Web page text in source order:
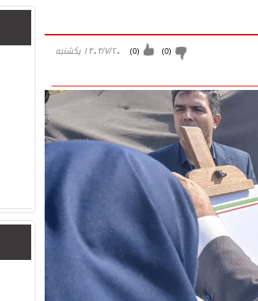
۱۴۰۴/۷/۲۰ يكشنبه (
0
) (
0
)